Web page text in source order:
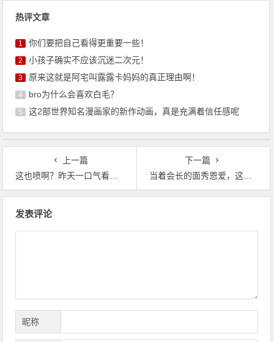
热评文章
1 你们要把自己看得更重要一些！
2 小孩子确实不应该沉迷二次元！
3 原来这就是阿宅叫露露卡妈妈的真正理由啊！
4 bro为什么会喜欢白毛？
5 这2部世界知名漫画家的新作动画，真是充满着信任感呢
上一篇
这也喷啊？昨天一口气看完后发现很多笑点和梗
下一篇
当着会长的面秀恩爱，这不得将他们公开处刑啊？
发表评论
昵称